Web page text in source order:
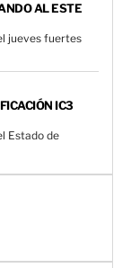
AL ESTE
jueves fuertes
IC3
Estado de